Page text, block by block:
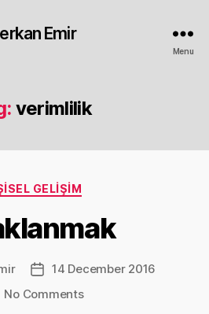
Emir
Menu
verimlilik
Categories
GELIŞIM
Post14 December 2016
No Commentson